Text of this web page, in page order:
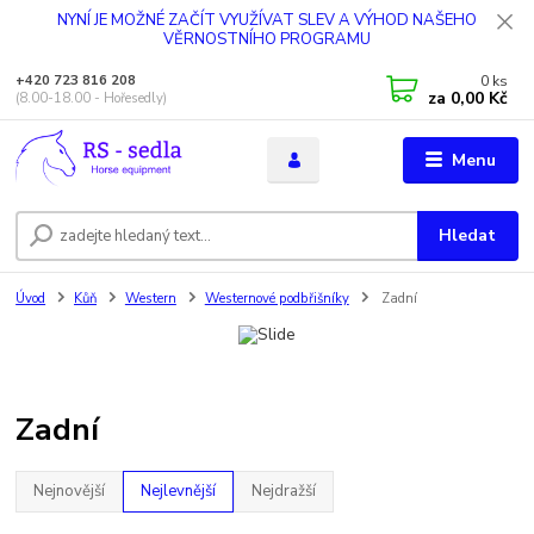
NYNÍ JE MOŽNÉ ZAČÍT VYUŽÍVAT SLEV A VÝHOD NAŠEHO
VĚRNOSTNÍHO PROGRAMU
Menu
Hledat
+420 723 816 208
(8.00-18.00 - Hořesedly)
0 ks
za 0,00 Kč
Úvod Kůň Western Westernové podbřišníky Zadní
Zadní
Nejnovější Nejlevnější Nejdražší